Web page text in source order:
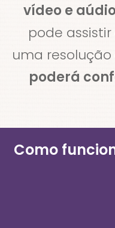
vídeo e
pode
uma
poderá
Como